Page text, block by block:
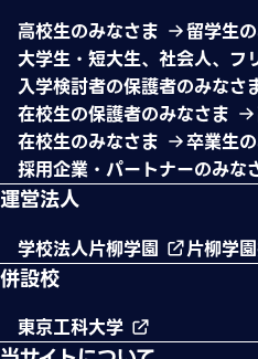
高校生のみなさま
留学生
大学生・短大生、社会人、フ
入学検討者の保護者のみなさ
在校生の保護者のみなさま
在校生のみなさま
卒業生
採用企業・パートナーのみな
運営法人
学校法人片柳学園 片柳学
併設校
東京工科大学